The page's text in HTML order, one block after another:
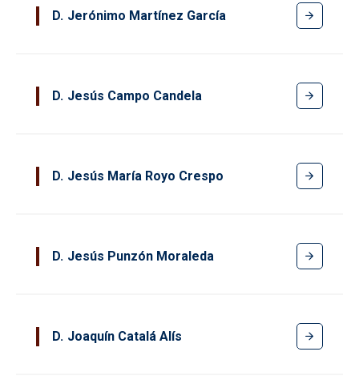
D Jerónimo Martínez García
D Jesús Campo Candela
D Jesús María Royo Crespo
D Jesús Punzón Moraleda
D Joaquín Catalá Alís